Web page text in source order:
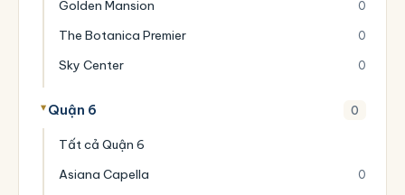
Golden Mansion 0
The Botanica Premier 0
Sky Center 0
Quận 6 0
Tất cả Quận 6
Asiana Capella
0